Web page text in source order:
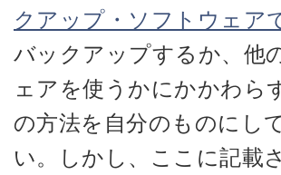
クアップ・ソフトウェア
バックアップするか、他
ェアを使うかにかかわら
の方法を自分のものにし
い。しかし、ここに記載